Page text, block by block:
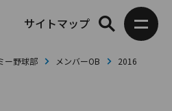
サイトマップ
ー野球部 メンバーOB 2016